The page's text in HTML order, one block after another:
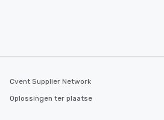
Cvent Supplier Network
Oplossingen ter plaatse